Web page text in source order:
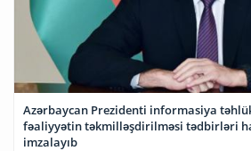
Azərbaycan Prezidenti informasiya
fəaliyyətin təkmilləşdirilməsi tədbirləri
imzalayıb